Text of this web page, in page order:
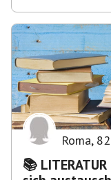
Roma, 82
📚 LITERATUR 📚 STAMMTISCH - BRUNCH -